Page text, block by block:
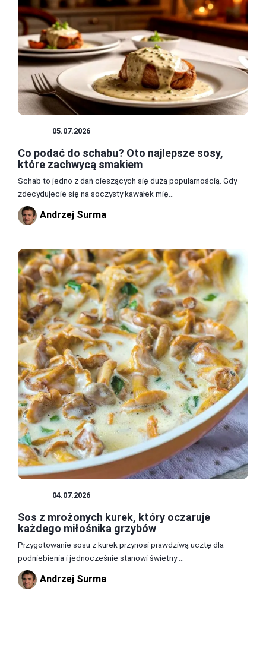
05.07.2026
Co podać do schabu? Oto najlepsze sosy,
które zachwycą smakiem
Schab to jedno z dań cieszących się dużą popularnością. Gdy
zdecydujecie się na soczysty kawałek mię...
Andrzej Surma
04.07.2026
Sos z mrożonych kurek, który oczaruje
każdego miłośnika grzybów
Przygotowanie sosu z kurek przynosi prawdziwą ucztę dla
podniebienia i jednocześnie stanowi świetny ...
Andrzej Surma